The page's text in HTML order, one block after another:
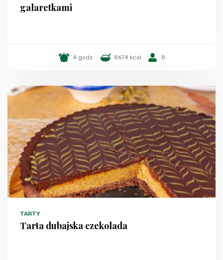
galaretkami
4 godz. 8674 kcal 8
TARTY
Tarta dubajska czekolada